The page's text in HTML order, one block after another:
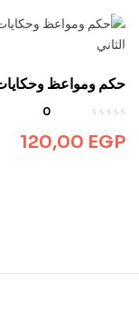
حكم ومواعظ
الثاني
0
120,00 EGP